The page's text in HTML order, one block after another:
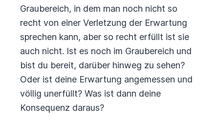
Graubereich, in dem man noch nicht so
recht von einer Verletzung der Erwartung
sprechen kann, aber so recht erfüllt ist sie
auch nicht. Ist es noch im Graubereich und
bist du bereit, darüber hinweg zu sehen?
Oder ist deine Erwartung angemessen und
völlig unerfüllt? Was ist dann deine
Konsequenz daraus?